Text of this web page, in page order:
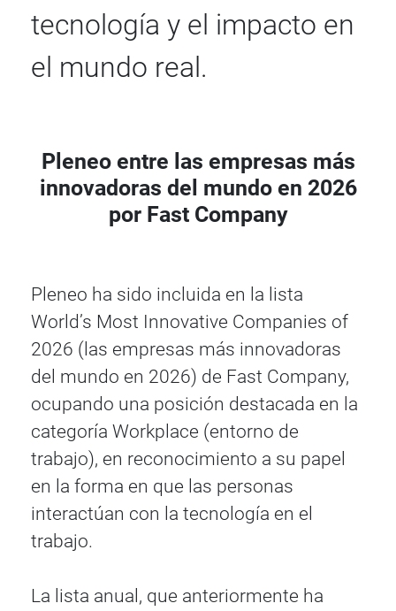
tecnología y el impacto en
el mundo real.
Pleneo entre las empresas más
innovadoras del mundo en 2026
por Fast Company
Pleneo ha sido incluida en la lista
World’s Most Innovative Companies of
2026 (las empresas más innovadoras
del mundo en 2026) de Fast Company,
ocupando una posición destacada en la
categoría Workplace (entorno de
trabajo), en reconocimiento a su papel
en la forma en que las personas
interactúan con la tecnología en el
trabajo.
La lista anual, que anteriormente ha